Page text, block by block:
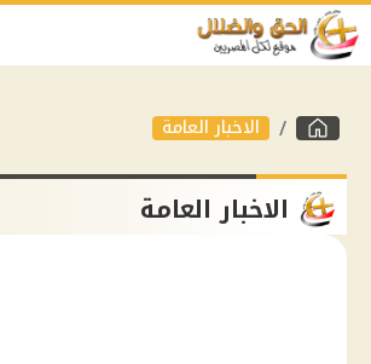
الاخبار العامة
الاخبار العامة